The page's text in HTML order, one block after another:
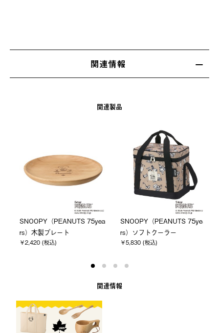
関連情報
関連製品
SNOOPY（PEANUTS 75yea
rs）木製プレート
￥2,420 (税込)
SNOOPY（PEANUTS 75yea
rs）ソフトクーラー
￥5,830 (税込)
関連情報